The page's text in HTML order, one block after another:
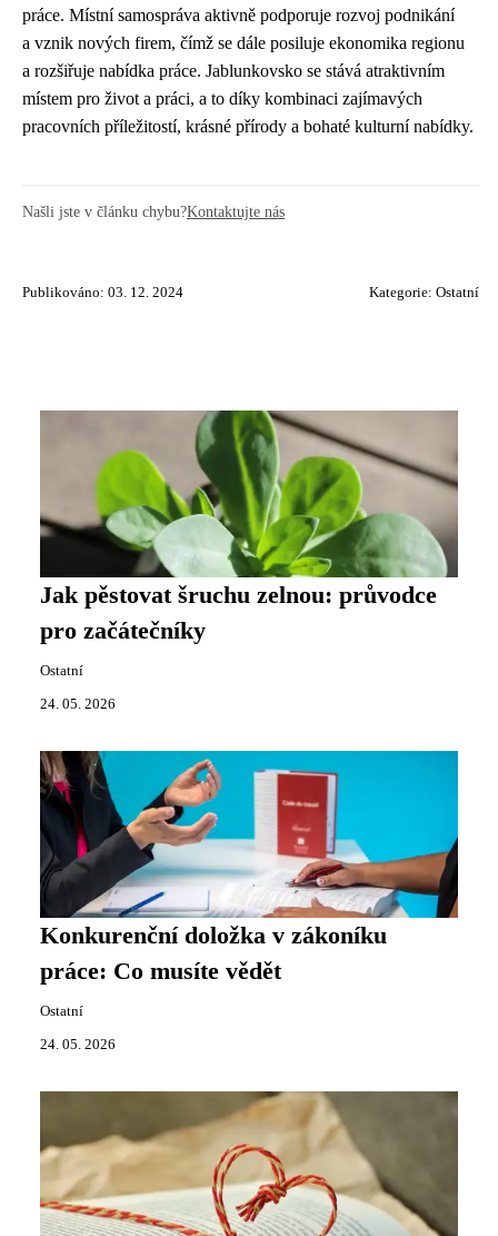
práce. Místní samospráva aktivně podporuje rozvoj podnikání
a vznik nových firem, čímž se dále posiluje ekonomika regionu
a rozšiřuje nabídka práce. Jablunkovsko se stává atraktivním
místem pro život a práci, a to díky kombinaci zajímavých
pracovních příležitostí, krásné přírody a bohaté kulturní nabídky.
Našli jste v článku chybu?Kontaktujte nás
Publikováno: 03. 12. 2024 Kategorie: Ostatní
Jak pěstovat šruchu zelnou: průvodce
pro začátečníky
Ostatní
24. 05. 2026
Konkurenční doložka v zákoníku
práce: Co musíte vědět
Ostatní
24. 05. 2026